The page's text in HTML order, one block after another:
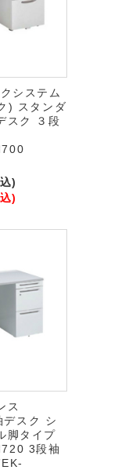
システム
) スタンダ
スク ３段
)
)
ス
スク シ
脚タイプ
3段袖